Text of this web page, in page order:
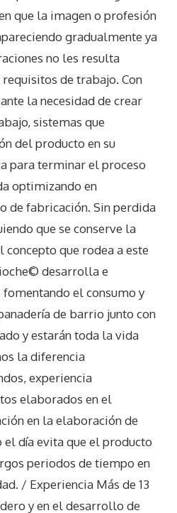
que la imagen o profesión
gradualmente ya
no les resulta
de trabajo. Con
la necesidad de crear
sistemas que
del producto en su
para terminar el proceso
optimizando en
de fabricación. Sin perdida
que se conserve la
que rodea a este
desarrolla e
el consumo y
de barrio junto con
y estarán toda la vida
la diferencia
experiencia
elaborados en el
en la elaboración de
día evita que el producto
periodos de tiempo en
/ Experiencia Más de 13
y en el desarrollo de